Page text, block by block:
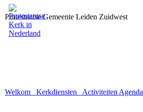
Protestantse Gemeente Leiden Zuidwest
Welkom Kerkdiensten Activiteiten Agenda